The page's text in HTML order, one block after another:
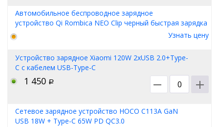
Автомобильное беспроводное зарядное
устройство Qi Rombica NEO Clip черный быстрая зарядка
Узнать цену
Устройство зарядное Xiaomi 120W 2xUSB 2.0+Type-
C с кабелем USB-Type-C
1 450 Р
Сетевое зарядное устройство HOCO C113A GaN
USB 18W + Type-C 65W PD QC3.0